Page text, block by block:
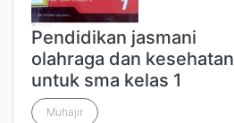
Pendidikan jasmani
olahraga dan kesehatan
untuk sma kelas 1
Muhajir